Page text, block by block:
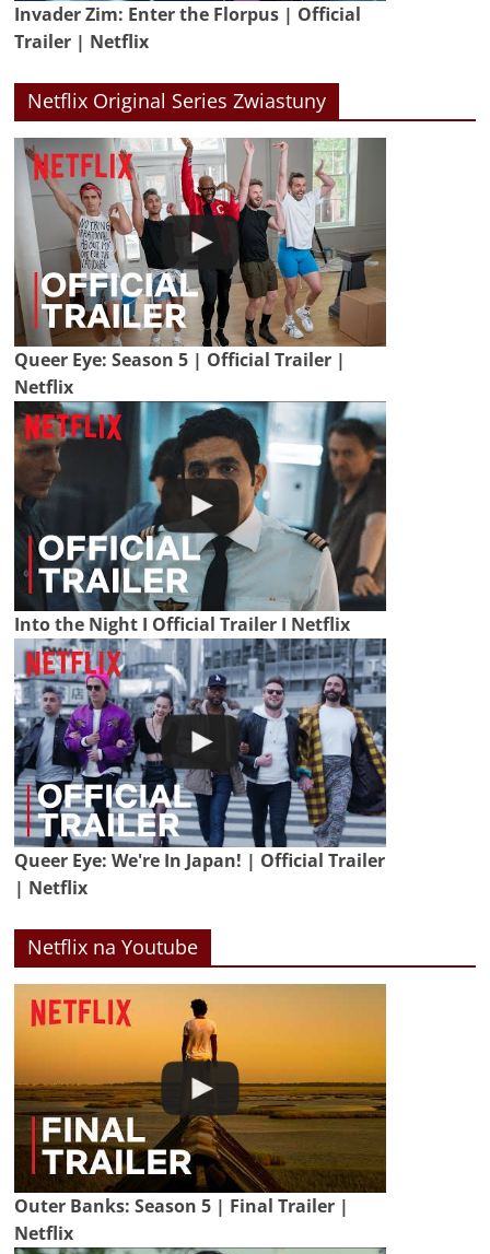
Invader Zim: Enter the Florpus | Official
Trailer | Netflix
Netflix Original Series Zwiastuny
Queer Eye: Season 5 | Official Trailer |
Netflix
Into the Night I Official Trailer I Netflix
Queer Eye: We're In Japan! | Official Trailer
| Netflix
Netflix na Youtube
Outer Banks: Season 5 | Final Trailer |
Netflix